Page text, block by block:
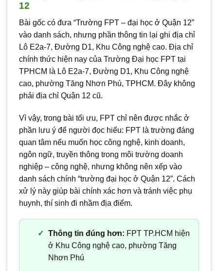
12
Bài gốc có đưa “Trường FPT – đại học ở Quận 12”
vào danh sách, nhưng phần thông tin lại ghi địa chỉ
Lô E2a-7, Đường D1, Khu Công nghệ cao. Địa chỉ
chính thức hiện nay của Trường Đại học FPT tại
TPHCM là Lô E2a-7, Đường D1, Khu Công nghệ
cao, phường Tăng Nhơn Phú, TPHCM. Đây không
phải địa chỉ Quận 12 cũ.
Vì vậy, trong bài tối ưu, FPT chỉ nên được nhắc ở
phần lưu ý để người đọc hiểu: FPT là trường đáng
quan tâm nếu muốn học công nghệ, kinh doanh,
ngôn ngữ, truyền thông trong môi trường doanh
nghiệp – công nghệ, nhưng không nên xếp vào
danh sách chính “trường đại học ở Quận 12”. Cách
xử lý này giúp bài chính xác hơn và tránh việc phụ
huynh, thí sinh đi nhầm địa điểm.
Thông tin đúng hơn: FPT TP.HCM hiện
ở Khu Công nghệ cao, phường Tăng
Nhơn Phú